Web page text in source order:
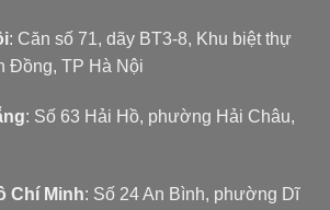
: Căn số 71, dãy BT3-8, Khu biệt thự
Đồng, TP Hà Nội
: Số 63 Hải Hồ, phường Hải Châu,
Chí Minh: Số 24 An Bình, phường Dĩ